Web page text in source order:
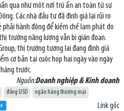
qua như một nơi trú ẩn an toàn từ sự
Các nhà đầu tư đã định giá lại rủi ro
hành động để kiềm chế lạm phát do
trường năng lượng vẫn bị gián đoạn.
thị trường tương lai đang định giá
cơ bản tại cuộc họp hai ngày vào ngày
trước.
Nguồn:Doanh nghiệp & Kinh doanh
đồng USD ngân hàng thương mại
Link gốc